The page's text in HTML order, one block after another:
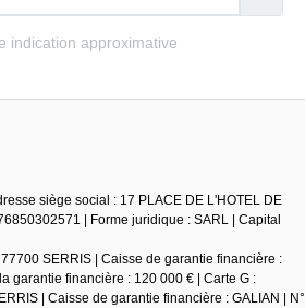
siège social : 17 PLACE DE L'HOTEL DE
| Forme juridique : SARL | Capital
SERRIS | Caisse de garantie financière :
garantie financière : 120 000 € | Carte G :
| Caisse de garantie financière : GALIAN | N°